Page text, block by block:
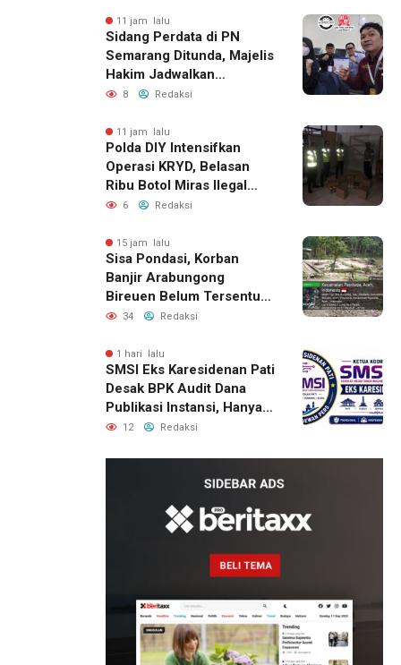
11 jam lalu
Sidang Perdata di PN
Semarang Ditunda, Majelis
Hakim Jadwalkan
Pemanggilan Ulang BPR
8 Redaksi
11 jam lalu
Polda DIY Intensifkan
Operasi KRYD, Belasan
Ribu Botol Miras Ilegal
Berhasil Diamankan
6 Redaksi
15 jam lalu
Sisa Pondasi, Korban
Banjir Arabungong
Bireuen Belum Tersentuh
Bantuan Pascabencana
34 Redaksi
1 hari lalu
SMSI Eks Karesidenan Pati
Desak BPK Audit Dana
Publikasi Instansi, Hanya
untuk Perusahaan Pers
12 Redaksi
Deli
Serdang
Bantah
Terlibat